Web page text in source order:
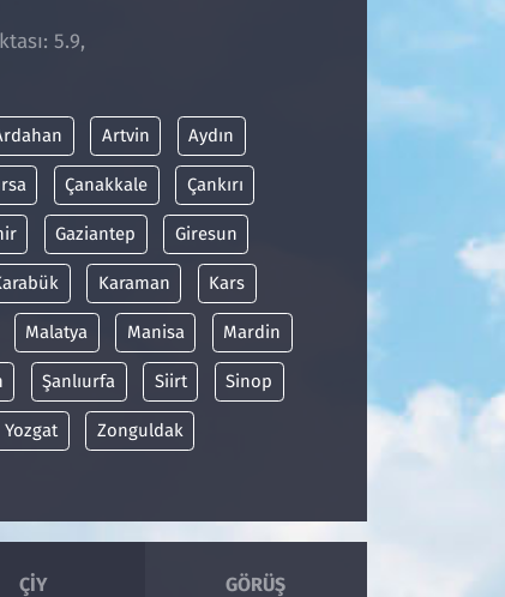
5.9,
Artvin Aydın
Çanakkale Çankırı
Gaziantep Giresun
Karaman Kars
Malatya Manisa Mardin
Şanlıurfa Siirt Sinop
Yozgat Zonguldak
ÇIY GÖRÜŞ